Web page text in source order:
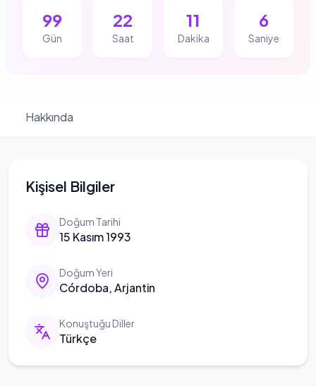
99
Gün
22
Saat
11
Dakika
5
Saniye
Hakkında
Kişisel Bilgiler
Doğum Tarihi
15 Kasım 1993
Doğum Yeri
Córdoba, Arjantin
Konuştuğu Diller
Türkçe